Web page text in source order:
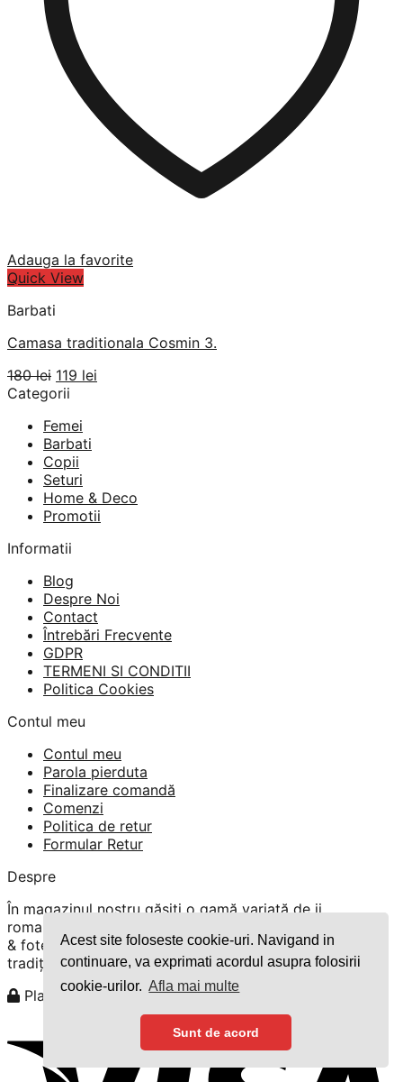
Acest site foloseste cookie-uri. Navigand in
continuare, va exprimati acordul asupra folosirii
cookie-urilor. Afla mai multe
Sunt de acord
Adauga la favorite
Quick View
Barbati
Camasa traditionala Cosmin 3.
180lei Prețul
inițial
fost:
180 lei.
119 lei
Categorii
Femei
Barbati
Copii
Seturi
Home & Deco
Promotii
Informatii
Blog
Despre Noi
Contact
Întrebări Frecvente
GDPR
TERMENI SI CONDITII
Politica Cookies
Contul meu
Contul meu
Parola pierduta
Finalizare comandă
Comenzi
Politica de retur
Formular Retur
Despre
În magazinul nostru găsiți o gamă variată de ii
romanești, rochii tradiționale, costume românești, veste
& fote. Pentru bărbați vă încântam cu cămași & brâuri
tradiționale.
Plata securizată cu cardul